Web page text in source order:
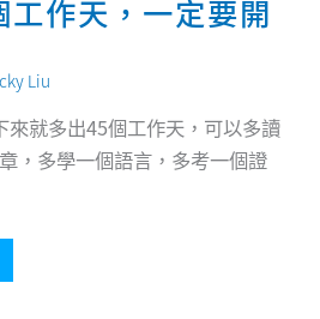
作天，一定要開
Liu
來就多出45個工作天，可以多讀
，多學一個語言，多考一個證